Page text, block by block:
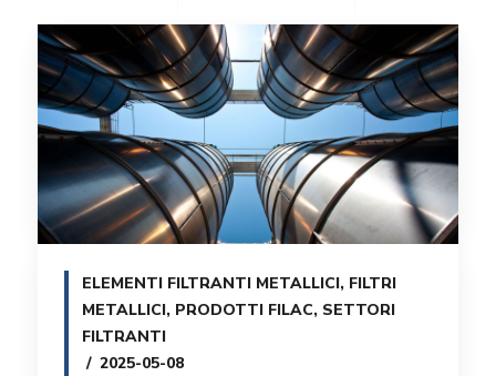
ELEMENTI FILTRANTI METALLICI, FILTRI
METALLICI, PRODOTTI FILAC, SETTORI
FILTRANTI
2025-05-08